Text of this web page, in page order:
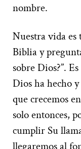
nombre.
Nuestra vida es
Biblia y
sobre Dios?”.
Dios ha hecho
que crecemos
solo entonces,
cumplir Su